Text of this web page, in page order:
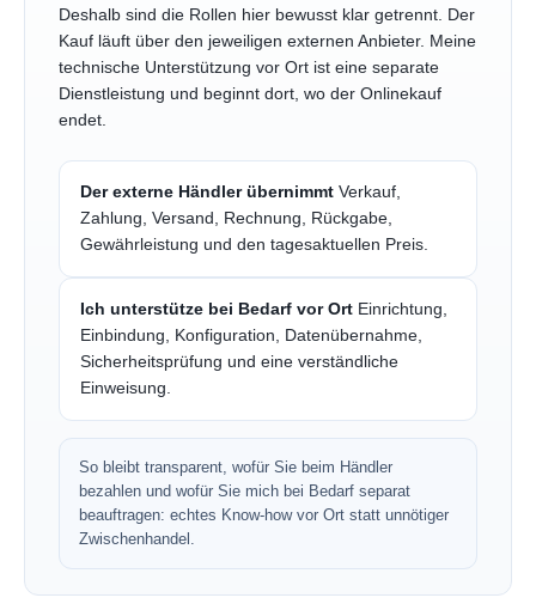
Deshalb sind die Rollen hier bewusst klar getrennt. Der
Kauf läuft über den jeweiligen externen Anbieter. Meine
technische Unterstützung vor Ort ist eine separate
Dienstleistung und beginnt dort, wo der Onlinekauf
endet.
Der externe Händler übernimmt Verkauf,
Zahlung, Versand, Rechnung, Rückgabe,
Gewährleistung und den tagesaktuellen Preis.
Ich unterstütze bei Bedarf vor Ort Einrichtung,
Einbindung, Konfiguration, Datenübernahme,
Sicherheitsprüfung und eine verständliche
Einweisung.
So bleibt transparent, wofür Sie beim Händler
bezahlen und wofür Sie mich bei Bedarf separat
beauftragen: echtes Know-how vor Ort statt unnötiger
Zwischenhandel.